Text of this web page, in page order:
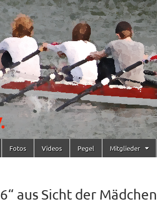
Fotos Videos Pegel Mitglieder
aus Sicht der Mädchen